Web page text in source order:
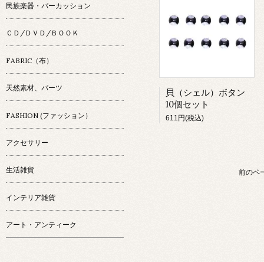
貝（シェル）ボタン
10個セット
611円(税込)
前のペ
民族楽器・パーカッション
ＣＤ/ＤＶＤ/ＢＯＯＫ
FABRIC（布）
天然素材、パーツ
FASHION (ファッション）
アクセサリー
生活雑貨
インテリア雑貨
アート・アンティーク